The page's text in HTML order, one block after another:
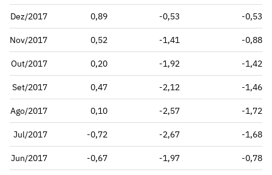
Dez/2017 0,89 -0,53 -0,53
Nov/2017 0,52 -1,41 -0,88
Out/2017 0,20 -1,92 -1,42
Set/2017 0,47 -2,12 -1,46
Ago/2017 0,10 -2,57 -1,72
Jul/2017 -0,72 -2,67 -1,68
Jun/2017 -0,67 -1,97 -0,78